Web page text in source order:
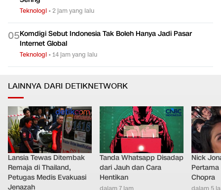
Teknologi •2 jam yang lalu
05Komdigi Sebut Indonesia Tak Boleh Hanya Jadi Pasar
Internet Global
Teknologi •14 jam yang lalu
LAINNYA DARI DETIKNETWORK
Lansia Tewas Ditembak
Remaja di Thailand,
Petugas Medis Evakuasi
Jenazah
Tanda Whatsapp Disadap
dari Jauh dan Cara
Hentikan
Nick
Chopra